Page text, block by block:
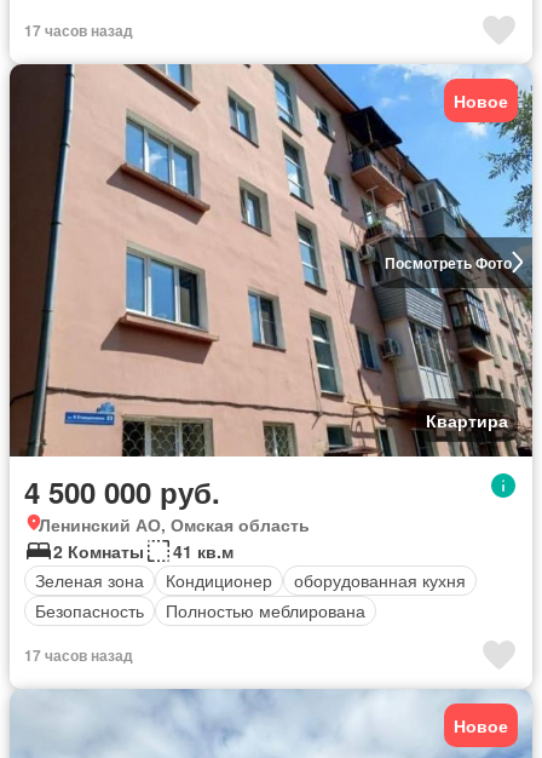
17 часов назад
Посмотреть Фото
Новое
Квартира
4 500 000 руб.
Ленинский АО, Омская область
2 Комнаты
41 кв.м
Зеленая зона
Кондиционер
оборудованная кухня
Безопасность
Полностью меблирована
17 часов назад
Новое